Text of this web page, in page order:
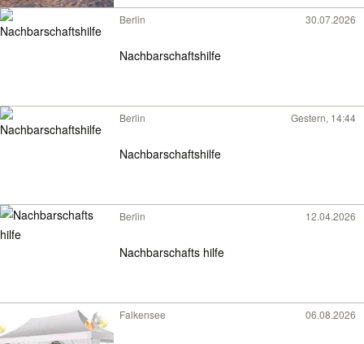
Berlin 30.07.2026
Nachbarschaftshilfe
Berlin Gestern, 14:44
Nachbarschaftshilfe
Berlin 12.04.2026
Nachbarschafts hilfe
Falkensee 06.08.2026